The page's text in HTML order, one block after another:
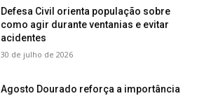
Defesa Civil orienta população sobre
como agir durante ventanias e evitar
acidentes
30 de julho de 2026
Agosto Dourado reforça a importância